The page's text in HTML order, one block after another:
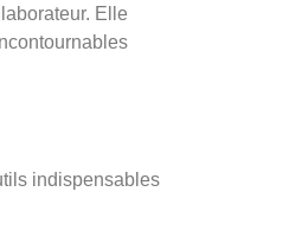
Elle
indispensables